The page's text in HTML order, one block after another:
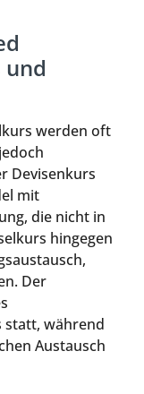
und
werden oft
Devisenkurs
mit
die nicht in
hingegen
Der
statt, während
Austausch